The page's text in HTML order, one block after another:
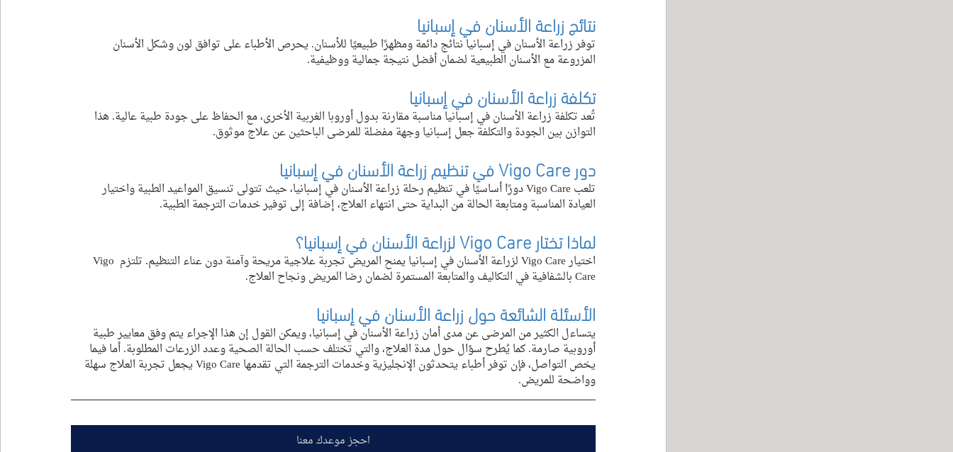
نتائج زراعة الأسنان في إسبانيا
توفر زراعة الأسنان في إسبانيا نتائج دائمة ومظهرًا طبيعيًا للأسنان. يحرص الأطباء على توافق لون وشكل الأسنان
المزروعة مع الأسنان الطبيعية لضمان أفضل نتيجة جمالية ووظيفية.
تكلفة زراعة الأسنان في إسبانيا
تُعد تكلفة زراعة الأسنان في إسبانيا مناسبة مقارنة بدول أوروبا الغربية الأخرى، مع الحفاظ على جودة طبية عالية. هذا
التوازن بين الجودة والتكلفة جعل إسبانيا وجهة مفضلة للمرضى الباحثين عن علاج موثوق.
دور Vigo Care في تنظيم زراعة الأسنان في إسبانيا
تلعب Vigo Care دورًا أساسيًا في تنظيم رحلة زراعة الأسنان في إسبانيا، حيث تتولى تنسيق المواعيد الطبية واختيار
العيادة المناسبة ومتابعة الحالة من البداية حتى انتهاء العلاج، إضافة إلى توفير خدمات الترجمة الطبية.
لماذا تختار Vigo Care لزراعة الأسنان في إسبانيا؟
اختيار Vigo Care لزراعة الأسنان في إسبانيا يمنح المريض تجربة علاجية مريحة وآمنة دون عناء التنظيم. تلتزم Vigo
Care بالشفافية في التكاليف والمتابعة المستمرة لضمان رضا المريض ونجاح العلاج.
الأسئلة الشائعة حول زراعة الأسنان في إسبانيا
يتساءل الكثير من المرضى عن مدى أمان زراعة الأسنان في إسبانيا، ويمكن القول إن هذا الإجراء يتم وفق معايير طبية
أوروبية صارمة. كما يُطرح سؤال حول مدة العلاج، والتي تختلف حسب الحالة الصحية وعدد الزرعات المطلوبة. أما فيما
يخص التواصل، فإن توفر أطباء يتحدثون الإنجليزية وخدمات الترجمة التي تقدمها Vigo Care يجعل تجربة العلاج سهلة
وواضحة للمريض.
احجز موعدك معنا